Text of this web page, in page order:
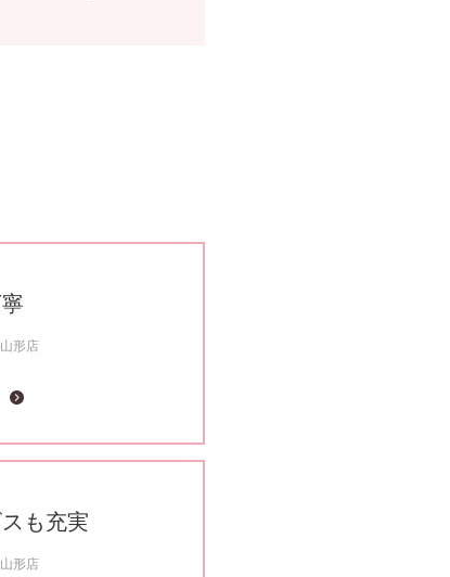
山形店
も充実
山形店